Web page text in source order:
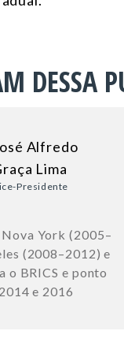
DESSA
Alfredo
Lima
Presidente
York (2005–
(2008–2012) e
o BRICS e ponto
e 2016